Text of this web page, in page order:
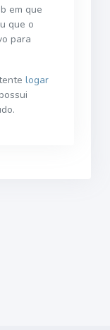
em que
que o
para
logar